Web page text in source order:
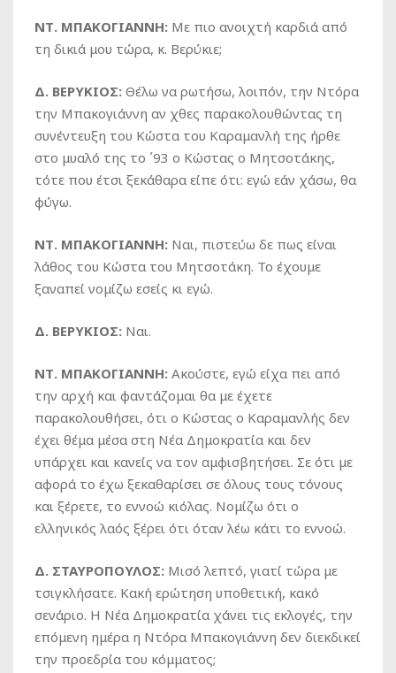
ΝΤ. ΜΠΑΚΟΓΙΑΝΝΗ: Με πιο ανοιχτή καρδιά από
τη δικιά μου τώρα, κ. Βερύκιε;
Δ. ΒΕΡΥΚΙΟΣ: Θέλω να ρωτήσω, λοιπόν, την Ντόρα
την Μπακογιάννη αν χθες παρακολουθώντας τη
συνέντευξη του Κώστα του Καραμανλή της ήρθε
στο μυαλό της το ΄93 ο Κώστας ο Μητσοτάκης,
τότε που έτσι ξεκάθαρα είπε ότι: εγώ εάν χάσω, θα
φύγω.
ΝΤ. ΜΠΑΚΟΓΙΑΝΝΗ: Ναι, πιστεύω δε πως είναι
λάθος του Κώστα του Μητσοτάκη. Το έχουμε
ξαναπεί νομίζω εσείς κι εγώ.
Δ. ΒΕΡΥΚΙΟΣ: Ναι.
ΝΤ. ΜΠΑΚΟΓΙΑΝΝΗ: Ακούστε, εγώ είχα πει από
την αρχή και φαντάζομαι θα με έχετε
παρακολουθήσει, ότι ο Κώστας ο Καραμανλής δεν
έχει θέμα μέσα στη Νέα Δημοκρατία και δεν
υπάρχει και κανείς να τον αμφισβητήσει. Σε ότι με
αφορά το έχω ξεκαθαρίσει σε όλους τους τόνους
και ξέρετε, το εννοώ κιόλας. Νομίζω ότι ο
ελληνικός λαός ξέρει ότι όταν λέω κάτι το εννοώ.
Δ. ΣΤΑΥΡΟΠΟΥΛΟΣ: Μισό λεπτό, γιατί τώρα με
τσιγκλήσατε. Κακή ερώτηση υποθετική, κακό
σενάριο. Η Νέα Δημοκρατία χάνει τις εκλογές, την
επόμενη ημέρα η Ντόρα Μπακογιάννη δεν διεκδικεί
την προεδρία του κόμματος;